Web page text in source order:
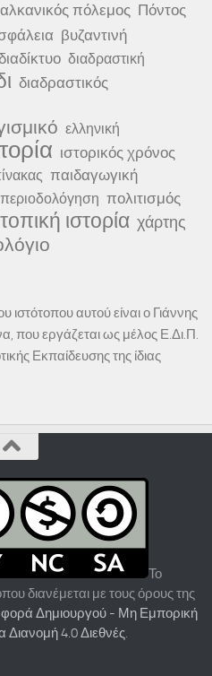
πόλεμος Πόντος
βυζαντινή
διαδραστική
διαδραστικός
ελληνική
ιστορικός χρόνος
παιδαγωγική
περιοδολόγηση πολιτισμός
τοπική ιστορία χάρτης
ιστότοπου αυτού είναι ο Γιάννης
που εργάζεται ως μέλος Ε.Δι.Π.
Εκπαίδευσης της ίδιας
Το
διανέμεται με τους όρους της
Δημιουργού - Μη Εμπορική
4.0 Διεθνές.